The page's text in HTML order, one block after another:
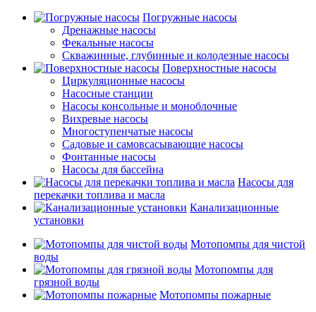
Погружные насосы
Дренажные насосы
Фекальные насосы
Скважинные, глубинные и колодезные насосы
Поверхностные насосы
Циркуляционные насосы
Насосные станции
Насосы консольные и моноблочные
Вихревые насосы
Многоступенчатые насосы
Садовые и самовсасывающие насосы
Фонтанные насосы
Насосы для бассейна
Насосы для
перекачки топлива и масла
Канализационные
установки
Мотопомпы для чистой
воды
Мотопомпы для
грязной воды
Мотопомпы пожарные